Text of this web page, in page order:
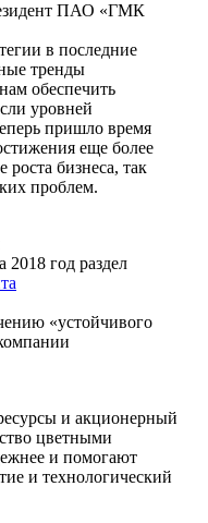
ПАО «ГМК
в последние
тренды
обеспечить
уровней
пришло время
еще более
роста бизнеса, так
проблем.
2018 год раздел
«устойчивого
и акционерный
цветными
и помогают
и технологический